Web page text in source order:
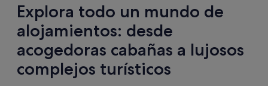
Explora todo un mundo de
alojamientos: desde
acogedoras cabañas a lujosos
complejos turísticos